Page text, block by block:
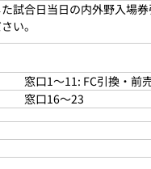
試合日当日の内外野入場
い。
窓口1～11: FC引換・前
窓口16～23